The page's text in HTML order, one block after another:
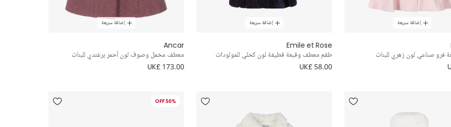
إضافة سريعة
فرو صناعي لون زهري للبنات
إضافة سريعة
Emile et Rose
طقم معطف وقبعة قطيفة لون كحلي للمولودات
UK£ 58.00
إضافة سريعة
Ancar
معطف مخمل وصوف لون أحمر برغندي للبنات
UK£ 173.00
50% OFF